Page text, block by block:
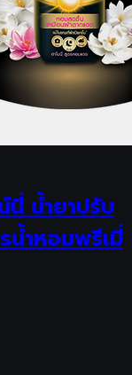
น้ำยาปรับ
น้ำหอมพรีเมี่